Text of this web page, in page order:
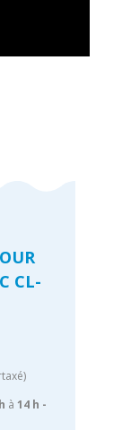
CL-
à 14 h -